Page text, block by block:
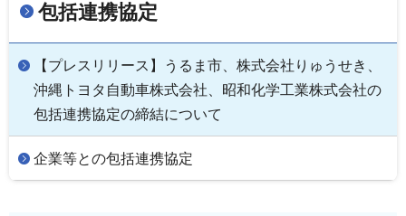
包括連携協定
【プレスリリース】うるま市、株式会社りゅうせき、
沖縄トヨタ自動車株式会社、昭和化学工業株式会社の
包括連携協定の締結について
企業等との包括連携協定